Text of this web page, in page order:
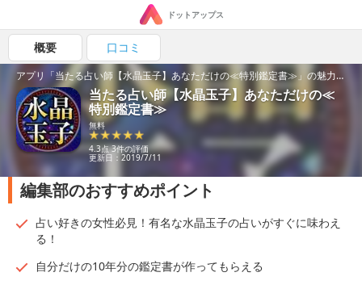
ドットアップス
概要 口コミ
アプリ「当たる占い師【水晶玉子】あなただけの≪特別鑑定書≫」の魅力を紹介！
当たる占い師【水晶玉子】あなただけの≪
特別鑑定書≫
無料
4.3点 3件の評価
更新日：2019/7/11
編集部のおすすめポイント
占い好きの女性必見！有名な水晶玉子の占いがすぐに味わえ
る！
自分だけの10年分の鑑定書が作ってもらえる